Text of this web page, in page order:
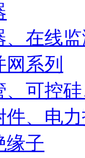
、在线
系列
、可控
件、电
缘子